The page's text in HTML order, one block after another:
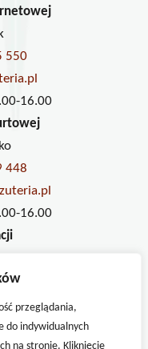
przeglądania,
do indywidualnych
na stronie. Kliknięcie
550
16.00
448
16.00
16.00